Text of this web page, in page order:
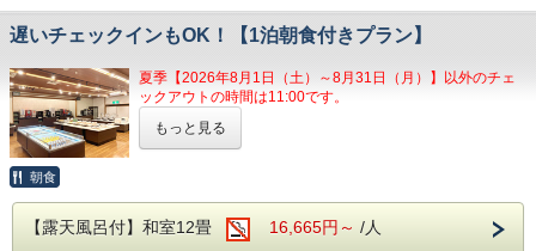
【館内施設】
・無料予約制カラオケ
・無料予約制卓球
・ゲームコーナー
◆館内施設のご紹介◆
当日の13時よりフロントにてご予約を承りま
す。
※先着順でのご案内とさせていただきます。
営業時間/13:00～23:00
広々として見やすく、シニアにも人気です。
【山梨県立文学館】
太宰治や芥川龍之介など、日本文学に触れられる静かな空間
です。
【ご利用方法】
領収書などがない場合は、口頭で「ホテル君佳（宿泊施設
名）」をお伝えください。
遅いチェックインもOK！【1泊朝食付きプラン】
夏季【2026年8月1日（土）～8月31日（月）】以外のチェ
ックアウトの時間は11:00です。
●ご朝食バイキングで朝から元気に！●
もっと見る
朝食
【露天風呂付】和室12畳 16,665円～ /人